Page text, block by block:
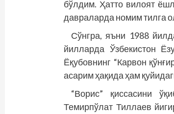
бўлдим. Ҳатто вилоят
давраларда номим тилга
Сўнгра, яъни 1988
йилларда Ўзбекистон
Ёқубовнинг “Карвон
асарим ҳақида ҳам
“Ворис” қиссасини
Темирпўлат Тиллаев